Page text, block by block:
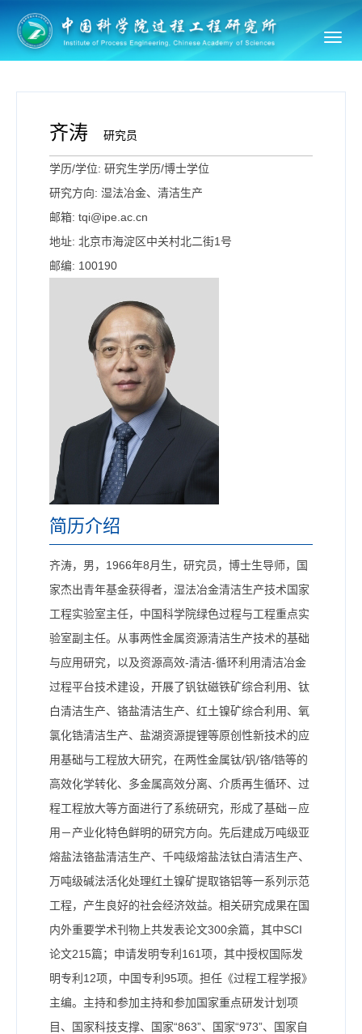
齐涛 研究员
学历/学位: 研究生学历/博士学位
研究方向: 湿法冶金、清洁生产
邮箱: tqi@ipe.ac.cn
地址: 北京市海淀区中关村北二街1号
邮编: 100190
简历介绍
齐涛，男，1966年8月生，研究员，博士生导师，国
家杰出青年基金获得者，湿法冶金清洁生产技术国家
工程实验室主任，中国科学院绿色过程与工程重点实
验室副主任。从事两性金属资源清洁生产技术的基础
与应用研究，以及资源高效-清洁-循环利用清洁冶金
过程平台技术建设，开展了钒钛磁铁矿综合利用、钛
白清洁生产、铬盐清洁生产、红土镍矿综合利用、氧
氯化锆清洁生产、盐湖资源提锂等原创性新技术的应
用基础与工程放大研究，在两性金属钛/钒/铬/锆等的
高效化学转化、多金属高效分离、介质再生循环、过
程工程放大等方面进行了系统研究，形成了基础－应
用－产业化特色鲜明的研究方向。先后建成万吨级亚
熔盐法铬盐清洁生产、千吨级熔盐法钛白清洁生产、
万吨级碱法活化处理红土镍矿提取铬铝等一系列示范
工程，产生良好的社会经济效益。相关研究成果在国
内外重要学术刊物上共发表论文300余篇，其中SCI
论文215篇；申请发明专利161项，其中授权国际发
明专利12项，中国专利95项。担任《过程工程学报》
主编。主持和参加主持和参加国家重点研发计划项
目、国家科技支撑、国家“863”、国家“973”、国家自